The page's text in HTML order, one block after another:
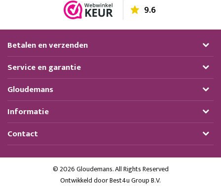
9.6
Betalen en verzenden
Service en garantie
Gloudemans
Informatie
Contact
© 2026 Gloudemans. All Rights Reserved
Ontwikkeld doorBest4u Group B.V.